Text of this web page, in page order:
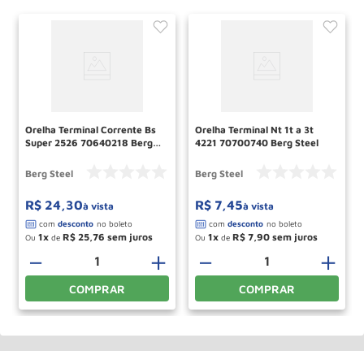
Orelha Terminal Corrente Bs
Super 2526 70640218 Berg
Berg Steel
R$ 24,30à vista
Ou 1 de R$ 25,76
＋
－
COMPRAR
Orelha Terminal Nt 1t a 3t
4221 70700740 Berg Steel
Berg Steel
R$ 7,45à vista
Ou 1 de R$ 7,90
＋
－
COMPRAR